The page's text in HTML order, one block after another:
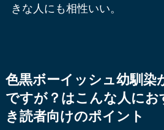
きな人にも相性いい。
色黒ボーイッシュ幼馴染
ですが？はこんな人にお
き読者向けのポイント